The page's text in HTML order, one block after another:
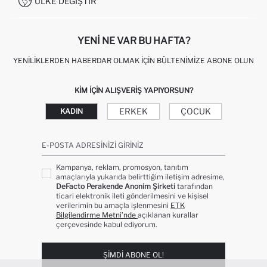
YENI NE VAR BU HAFTA?
YENILIKLERDEN HABERDAR OLMAK İÇIN BÜLTENIMIZE ABONE OLUN
KIM IÇIN ALIŞVERIŞ YAPIYORSUN?
KADIN ERKEK ÇOCUK
E-POSTA ADRESINIZI GIRINIZ
Kampanya, reklam, promosyon, tanıtım
amaçlarıyla yukarıda belirttiğim iletişim adresime,
DeFacto Perakende Anonim Şirketi tarafından
ticari elektronik ileti gönderilmesini ve kişisel
verilerimin bu amaçla işlenmesini ETK
Bilgilendirme Metni’nde açıklanan kurallar
çerçevesinde kabul ediyorum.
ŞIMDI ABONE OL!